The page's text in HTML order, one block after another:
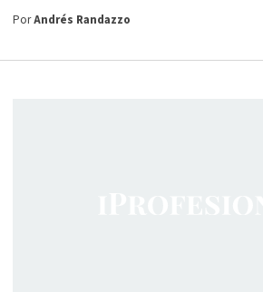
PorAndrés Randazzo